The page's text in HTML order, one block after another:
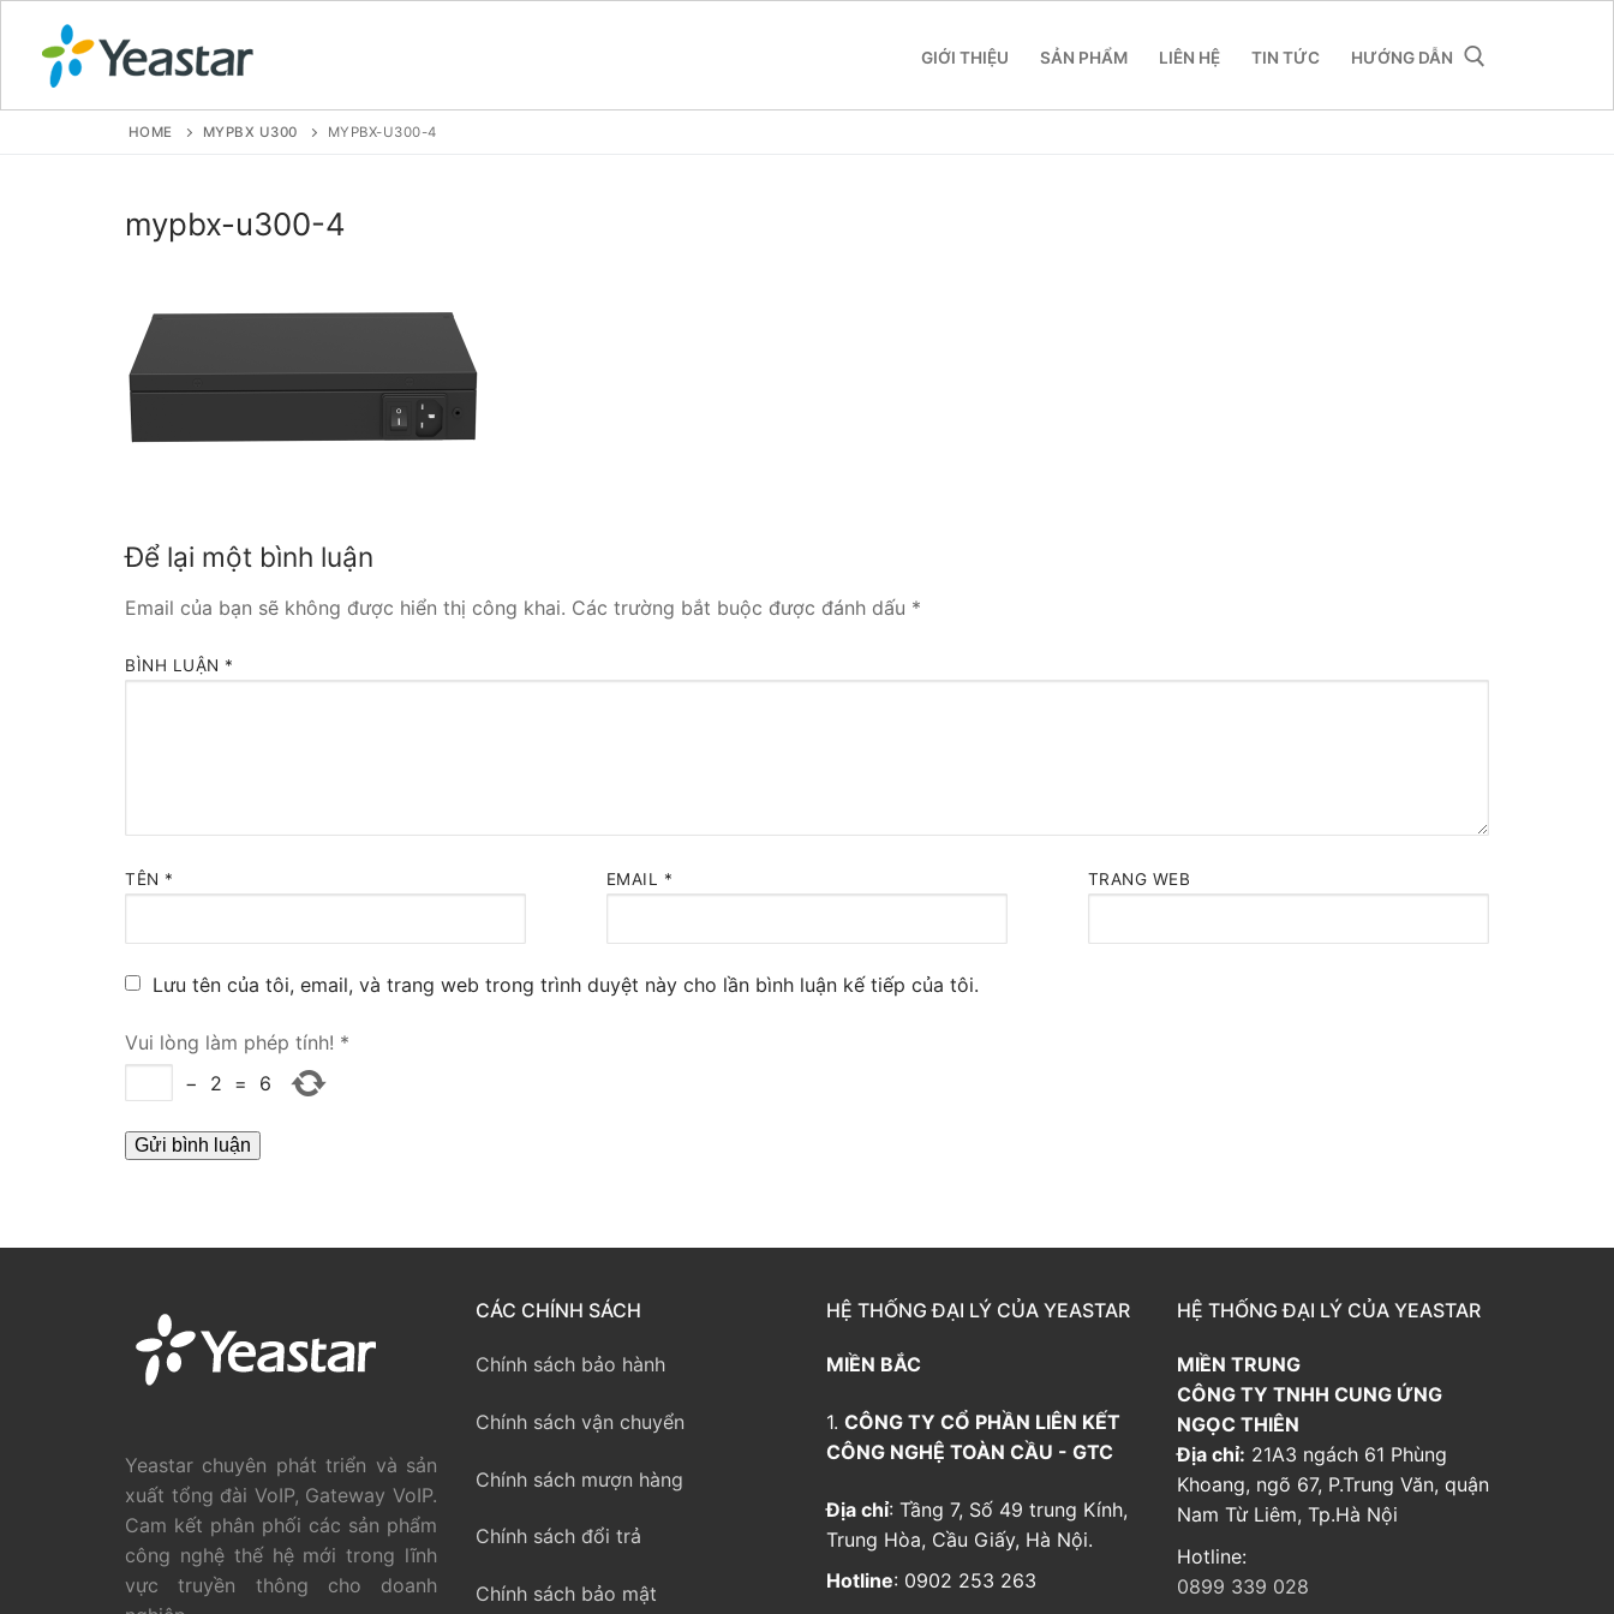
GIỚI THIỆU SẢN PHẨM LIÊN HỆ TIN TỨC HƯỚNG DẪN
VOIP PBX FOR SME
Tổng đài VoIP Yeastar S412
Tổng đài VoIP Yeastar S20
Tổng đài Yeastar Cloud
VOIP GATEWAY
FXS VoIP Gateway
FXO VoIP Gateway
VoIP GSM / 3G / 4G Gateways
HƯỚNG DẪN
HOME MYPBX U300 MYPBX-U300-4
mypbx-u300-4
Để lại một bình luận
Email của bạn sẽ không được hiển thị công khai. Các trường bắt buộc được đánh dấu *
BÌNH LUẬN *
TÊN * EMAIL * TRANG WEB
Lưu tên của tôi, email, và trang web trong trình duyệt này cho lần bình luận kế tiếp của tôi.
Vui lòng làm phép tính! *
−
2 = 6
Yeastar chuyên phát triển và sản
xuất tổng đài VoIP, Gateway VoIP.
Cam kết phân phối các sản phẩm
công nghệ thế hệ mới trong lĩnh
vực truyền thông cho doanh
CÁC CHÍNH SÁCH
Chính sách bảo hành
Chính sách vận chuyển
Chính sách mượn hàng
Chính sách đổi trả
Chính sách bảo mật
HỆ THỐNG ĐẠI LÝ CỦA YEASTAR
MIỀN BẮC
1. CÔNG TY CỔ PHẦN LIÊN KẾT
CÔNG NGHỆ TOÀN CẦU - GTC
Địa chỉ: Tầng 7, Số 49 trung Kính,
Trung Hòa, Cầu Giấy, Hà Nội.
Hotline: 0902 253 263
HỆ THỐNG ĐẠI LÝ CỦA YEASTAR
MIỀN TRUNG
CÔNG TY TNHH CUNG ỨNG
NGỌC THIÊN
Địa chỉ: 21A3 ngách 61 Phùng
Khoang, ngõ 67, P.Trung Văn, quận
Nam Từ Liêm, Tp.Hà Nội
Hotline:
0899 339 028